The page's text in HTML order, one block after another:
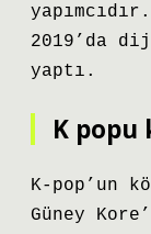
2019’da
yaptı.
K popu
K-pop’un
Güney